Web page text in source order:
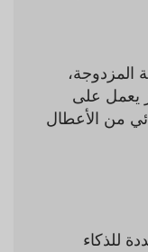
المزدوجة،
يعمل على
من الأعطال
للذكاء